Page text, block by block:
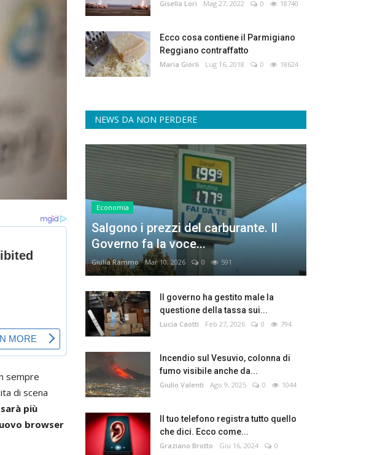
sempre
di scena
più
browser
Gisella Lori Mag 27, 2022 0 18740
Ecco cosa contiene il Parmigiano
Reggiano contraffatto
Maria Giorli Lug 16, 2018 0 18624
NEWS DA NON PERDERE
Economia
Salgono i prezzi del carburante. Il
Governo fa la voce...
Giulia Rammo Mar 10, 2026 0 591
Il governo ha gestito male la
questione della tassa sui...
Lucia Caotti Feb 27, 2026 0 794
Incendio sul Vesuvio, colonna di
fumo visibile anche da...
Giulio Valenti Ago 9, 2025 0 1044
Il tuo telefono registra tutto quello
che dici. Ecco come...
Graziano Brotto Giu 16, 2024
0